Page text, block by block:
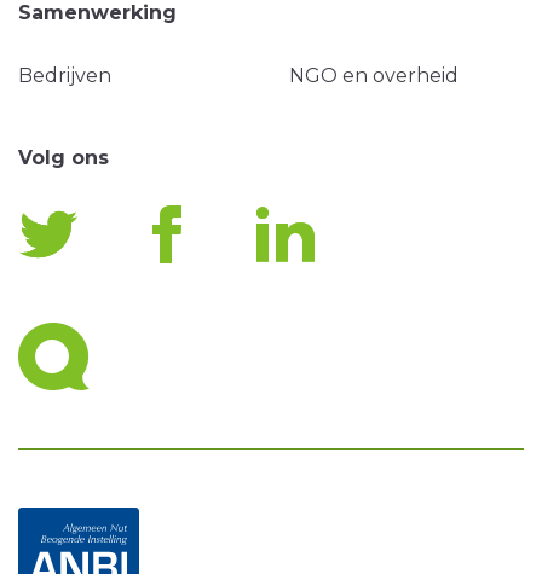
Samenwerking
Bedrijven NGO en overheid
Volg ons